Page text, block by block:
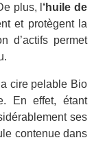
plus, l ‘huile de
et protègent la
d’actifs permet
cire pelable Bio
En effet, étant
ses
contenue dans